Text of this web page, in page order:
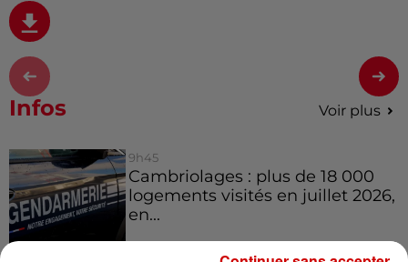
Infos Voir plus
9h45
Cambriolages : plus de 18 000
logements visités en juillet 2026,
en...